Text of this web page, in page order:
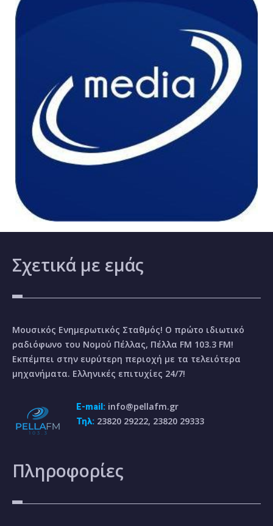
Σχετικά με εμάς
Μουσικός Ενημερωτικός Σταθμός! Ο πρώτο ιδιωτικό
ραδιόφωνο του Νομού Πέλλας, Πέλλα FM 103.3 FM!
Εκπέμπει στην ευρύτερη περιοχή με τα τελειότερα
μηχανήματα. Ελληνικές επιτυχίες 24/7!
E-mail: info@pellafm.gr
Τηλ: 23820 29222, 23820 29333
Πληροφορίες